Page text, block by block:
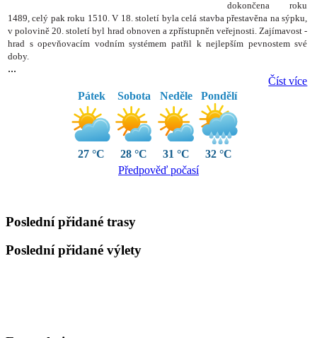
dokončena roku
1489, celý pak roku 1510. V 18. století byla celá stavba přestavěna na sýpku,
v polovině 20. století byl hrad obnoven a zpřístupněn veřejnosti. Zajímavost -
hrad s opevňovacím vodním systémem patřil k nejlepším pevnostem své
doby.
...
Číst více
Pátek
27 °C
Sobota
28 °C
Neděle
31 °C
Pondělí
32 °C
Předpověď počasí
Poslední přidané trasy
Poslední přidané výlety